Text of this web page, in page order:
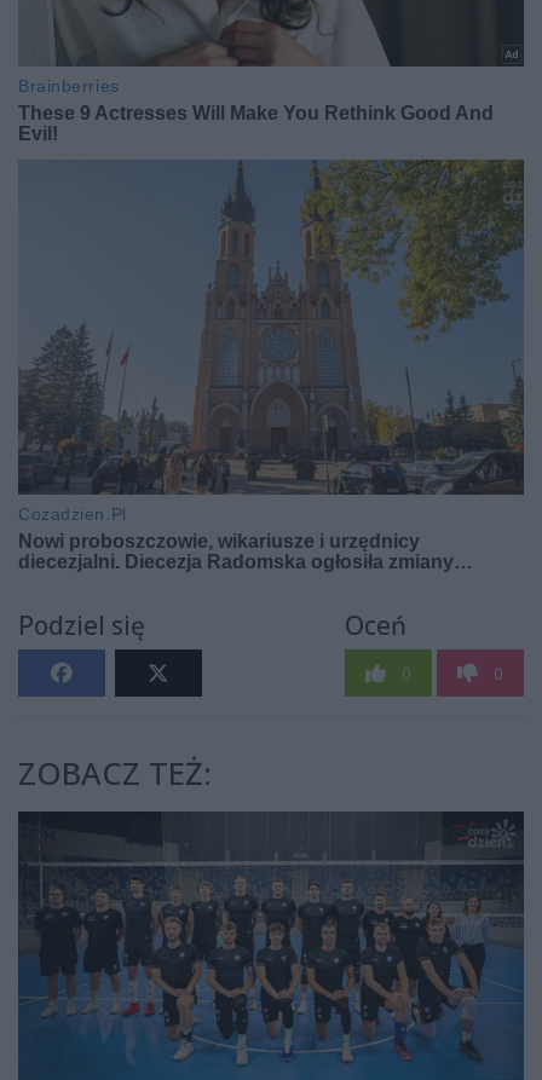
Podziel się Oceń
0 0
ZOBACZ TEŻ: